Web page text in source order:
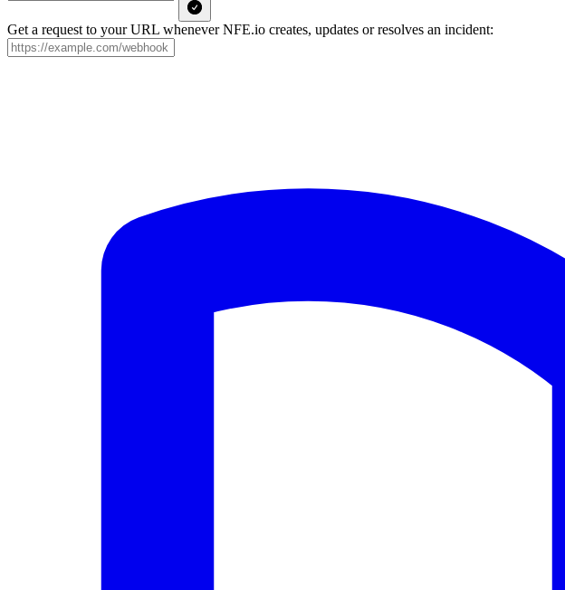
Get a request to your URL whenever NFE.io creates, updates or resolves an incident: